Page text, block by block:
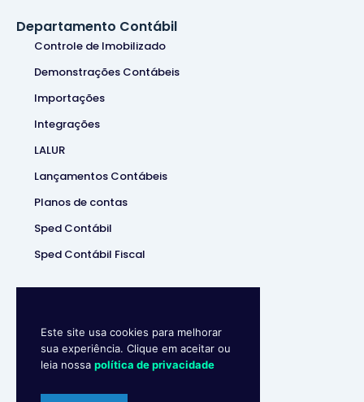
Departamento Contábil
Controle de Imobilizado
Demonstrações Contábeis
Importações
Integrações
LALUR
Lançamentos Contábeis
Planos de contas
Sped Contábil
Sped Contábil Fiscal
Contábill | (37) 3229-5850 |
Este site usa cookies para melhorar
sua experiência. Clique em aceitar ou
leia nossa política de privacidade